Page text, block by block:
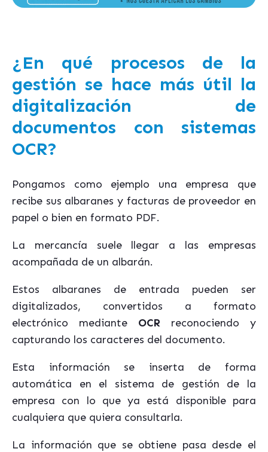
¿En qué procesos de la
gestión se hace más útil la
digitalización de
documentos con sistemas
OCR?
Pongamos como ejemplo una empresa que
recibe sus albaranes y facturas de proveedor en
papel o bien en formato PDF.
La mercancía suele llegar a las empresas
acompañada de un albarán.
Estos albaranes de entrada pueden ser
digitalizados, convertidos a formato
electrónico mediante OCR reconociendo y
capturando los caracteres del documento.
Esta información se inserta de forma
automática en el sistema de gestión de la
empresa con lo que ya está disponible para
cualquiera que quiera consultarla.
La información que se obtiene pasa desde el